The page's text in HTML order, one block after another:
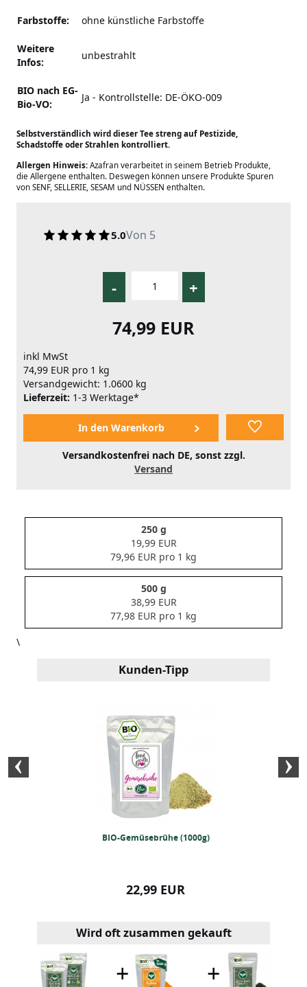
Farbstoffe: ohne künstliche Farbstoffe
Weitere
Infos:
unbestrahlt
BIO nach EG-
Bio-VO:
Ja - Kontrollstelle: DE-ÖKO-009
Selbstverständlich wird dieser Tee streng auf Pestizide,
Schadstoffe oder Strahlen kontrolliert.
Allergen Hinweis: Azafran verarbeitet in seinem Betrieb Produkte,
die Allergene enthalten. Deswegen können unsere Produkte Spuren
von SENF, SELLERIE, SESAM und NÜSSEN enthalten.
5.0Von 5
- +
74,99 EUR
inkl MwSt
74,99 EUR pro 1 kg
Versandgewicht: 1.0600 kg
Lieferzeit: 1-3 Werktage*
Versandkostenfrei nach DE, sonst zzgl.
Versand
250 g
19,99 EUR
79,96 EUR pro 1 kg
500 g
38,99 EUR
77,98 EUR pro 1 kg
\
Kunden-Tipp
BIO-Gemüsebrühe (1000g)
22,99 EUR
Wird oft zusammen gekauft
+ +